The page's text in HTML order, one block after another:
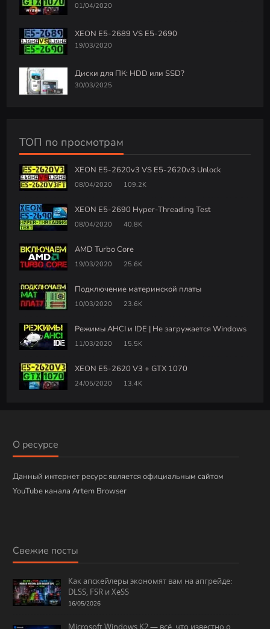
01/04/2020
XEON E5-2689 VS E5-2690
19/03/2020
Диски для ПК: HDD или SSD?
30/03/2025
ТОП по просмотрам
XEON E5-2620v3 VS E5-2620v3 Unlock
08/04/2020 109.2K
XEON E5-2690 Hyper-Threading Test
08/04/2020 40.8K
AMD Turbo Core
19/03/2020 25.6K
Подключение материнской платы
10/03/2020 23.6K
Режимы AHCI и IDE | Не загружается Windows
11/03/2020 15.5K
XEON E5-2620 V3 + GTX 1070
24/05/2020 13.4K
О ресурсе
Данный интернет ресурс является официальным сайтом
YouTube канала Artem Browser
Свежие посты
Как апскейлеры экономят вам на апгрейде:
DLSS, FSR и XeSS
16/05/2026
Microsoft Windows K2 — всё, что известно о